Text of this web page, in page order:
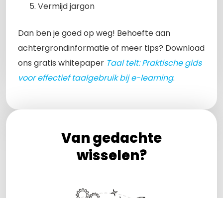
Vermijd jargon
Dan ben je goed op weg! Behoefte aan
achtergrondinformatie of meer tips? Download
ons gratis whitepaper Taal telt: Praktische gids
voor effectief taalgebruik bij e-learning.
Van gedachte
wisselen?